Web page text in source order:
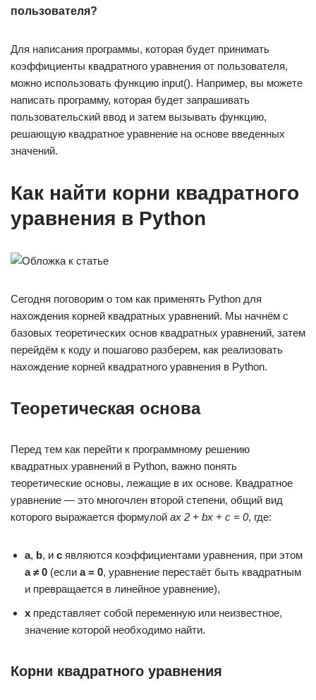
пользователя?
Для написания программы, которая будет принимать
коэффициенты квадратного уравнения от пользователя,
можно использовать функцию input(). Например, вы можете
написать программу, которая будет запрашивать
пользовательский ввод и затем вызывать функцию,
решающую квадратное уравнение на основе введенных
значений.
Как найти корни квадратного
уравнения в Python
Сегодня поговорим о том как применять Python для
нахождения корней квадратных уравнений. Мы начнём с
базовых теоретических основ квадратных уравнений, затем
перейдём к коду и пошагово разберем, как реализовать
нахождение корней квадратного уравнения в Python.
Теоретическая основа
Перед тем как перейти к программному решению
квадратных уравнений в Python, важно понять
теоретические основы, лежащие в их основе. Квадратное
уравнение — это многочлен второй степени, общий вид
которого выражается формулой ax 2 + bx + c = 0, где:
a, b, и c являются коэффициентами уравнения, при этом
a ≠ 0 (если a = 0, уравнение перестаёт быть квадратным
и превращается в линейное уравнение),
x представляет собой переменную или неизвестное,
значение которой необходимо найти.
Корни квадратного уравнения